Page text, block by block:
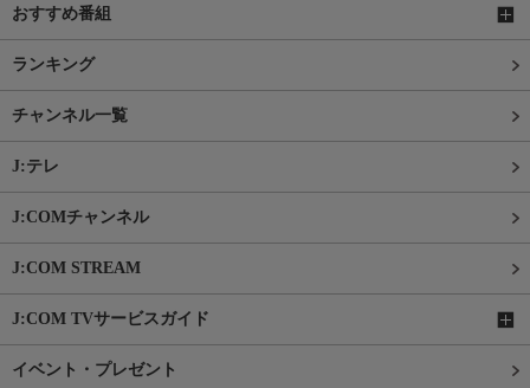
おすすめ番組
ランキング
チャンネル一覧
J:テレ
J:COMチャンネル
J:COM STREAM
J:COM TVサービスガイド
イベント・プレゼント